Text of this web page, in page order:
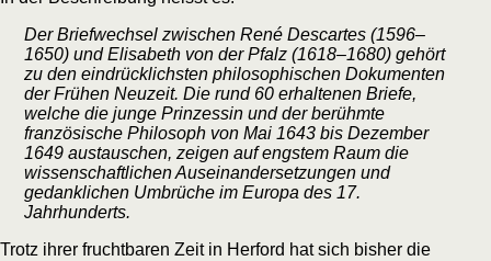
Der Briefwechsel zwischen René Descartes (1596–
1650) und Elisabeth von der Pfalz (1618–1680) gehört
zu den eindrücklichsten philosophischen Dokumenten
der Frühen Neuzeit. Die rund 60 erhaltenen Briefe,
welche die junge Prinzessin und der berühmte
französische Philosoph von Mai 1643 bis Dezember
1649 austauschen, zeigen auf engstem Raum die
wissenschaftlichen Auseinandersetzungen und
gedanklichen Umbrüche im Europa des 17.
Jahrhunderts.
Trotz ihrer fruchtbaren Zeit in Herford hat sich bisher die